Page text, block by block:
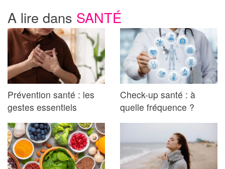
A lire dans SANTÉ
Prévention santé : les
gestes essentiels
Check-up santé : à
quelle fréquence ?